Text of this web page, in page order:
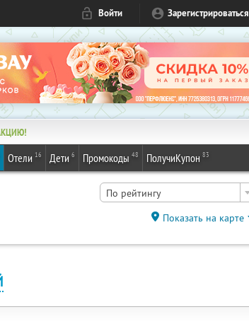
Войти Зарегистрироваться
Отели 16 Дети 6 Промокоды 48 ПолучиКупон 83
По рейтингу
Показать на карте